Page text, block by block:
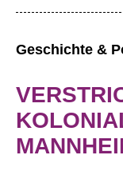
Geschichte &